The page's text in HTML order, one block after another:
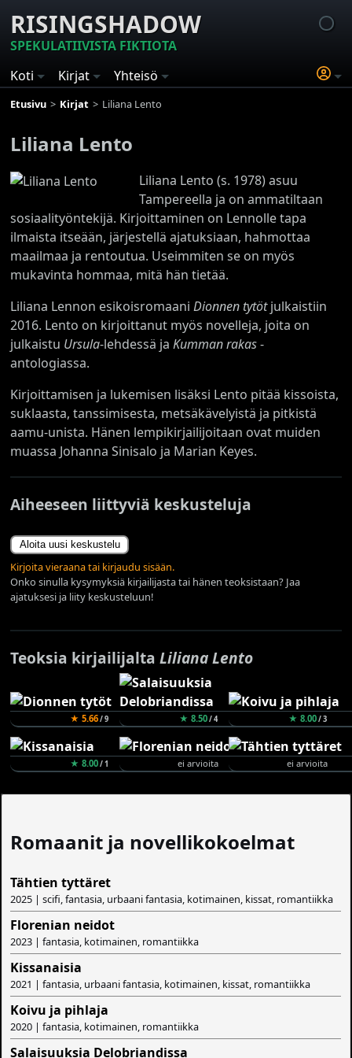
RISINGSHADOW
SPEKULATIIVISTA FIKTIOTA
Koti
Kirjat Yhteisö
Etusivu Kirjat Liliana Lento
Liliana Lento
Liliana Lento (s. 1978) asuu
Tampereella ja on ammatiltaan
sosiaalityöntekijä. Kirjoittaminen on Lennolle tapa
ilmaista itseään, järjestellä ajatuksiaan, hahmottaa
maailmaa ja rentoutua. Useimmiten se on myös
mukavinta hommaa, mitä hän tietää.
Liliana Lennon esikoisromaaniDionnen tytötjulkaistiin
2016. Lento on kirjoittanut myös novelleja, joita on
julkaistu Ursula-lehdessä jaKumman rakas-
antologiassa.
Kirjoittamisen ja lukemisen lisäksi Lento pitää kissoista,
suklaasta, tanssimisesta, metsäkävelyistä ja pitkistä
aamu-unista. Hänen lempikirjailijoitaan ovat muiden
muassa Johanna Sinisalo ja Marian Keyes.
Aiheeseen liittyviä keskusteluja
Aloita uusi keskustelu
Kirjoita vieraana tai kirjaudu sisään.
Onko sinulla kysymyksiä kirjailijasta tai hänen teoksistaan? Jaa
ajatuksesi ja liity keskusteluun!
Teoksia kirjailijaltaLiliana Lento
★ 5.66/ 9 ★ 8.50/ 4 ★ 8.00/ 3
★ 8.00/ 1 ei arvioita ei arvioita
Romaanit ja novellikokoelmat
Tähtien tyttäret
2025 | scifi, fantasia, urbaani fantasia, kotimainen, kissat, romantiikka
Florenian neidot
2023 | fantasia, kotimainen, romantiikka
Kissanaisia
2021 | fantasia, urbaani fantasia, kotimainen, kissat, romantiikka
Koivu ja pihlaja
2020 | fantasia, kotimainen, romantiikka
Salaisuuksia Delobriandissa